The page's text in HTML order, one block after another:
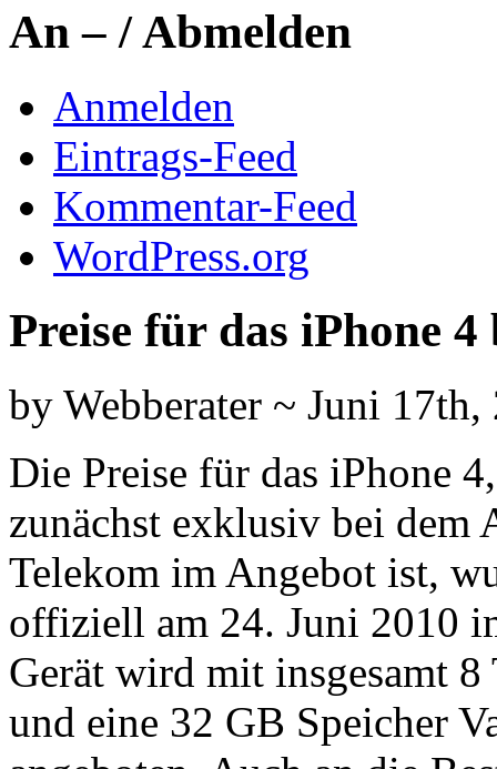
An – / Abmelden
Anmelden
Eintrags-Feed
Kommentar-Feed
WordPress.org
Preise für das iPhone
by Webberater ~ Juni 17th,
Die Preise für das iPhone
zunächst exklusiv bei dem
Telekom im Angebot ist,
offiziell am 24. Juni 2010
Gerät wird mit insgesamt
und eine 32 GB Speicher